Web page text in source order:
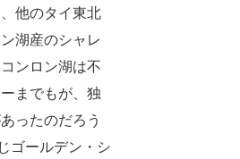
他のタイ東北
湖産のシャレ
ンロン湖は不
までもが、独
ったのだろう
ゴールデン・シ